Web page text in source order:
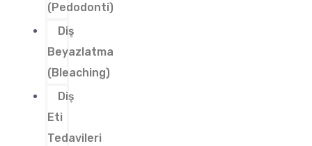
(Pedodonti)
Diş
Beyazlatma
(Bleaching)
Diş
Eti
Tedavileri